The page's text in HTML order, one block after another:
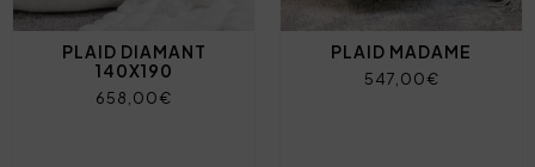
PLAID DIAMANT
140X190
658,00€
PLAID MADAME
547,00€